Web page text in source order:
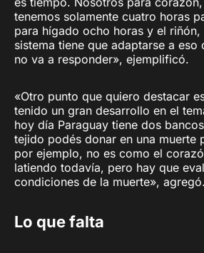
tenemos solamente cuatro horas
para hígado ocho horas y el riñón,
sistema tiene que adaptarse a
no va a responder», ejemplificó.
«Otro punto que quiero destacar
tenido un gran desarrollo en el
hoy día Paraguay tiene dos
tejido podés donar en una muerte
por ejemplo, no es como el
latiendo todavía, pero hay que
condiciones de la muerte», agregó.
Lo que falta